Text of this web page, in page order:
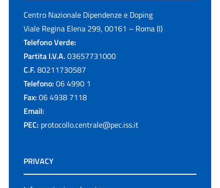
Centro Nazionale Dipendenze e Doping
Viale Regina Elena 299, 00161 – Roma (I)
Telefono Verde:
Partita I.V.A. 03657731000
C.F. 80211730587
Telefono: 06 4990 1
Fax: 06 4938 7118
Email:
PEC: protocollo.centrale@pec.iss.it
PRIVACY